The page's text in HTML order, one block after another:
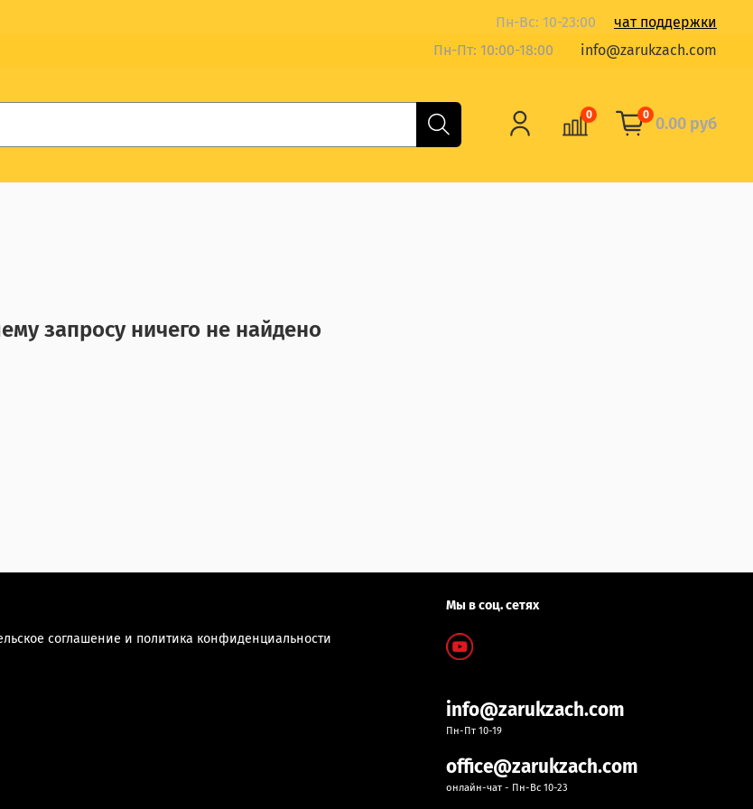
Пн-Вс: 10-23:00
чат поддержки
Пн-Пт: 10:00-18:00 info@zarukzach.com
0 0 0.00 руб
запросу ничего не найдено
соглашение и политика конфиденциальности
Мы в соц. сетях
info@zarukzach.com
Пн-Пт 10-19
office@zarukzach.com
онлайн-чат - Пн-Вс 10-23